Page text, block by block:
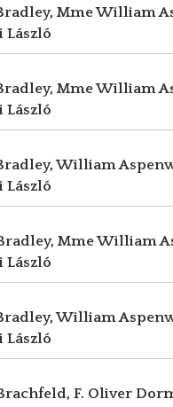
Mme William
László
Mme William
László
William
László
Mme William
László
William
László
F. Oliver